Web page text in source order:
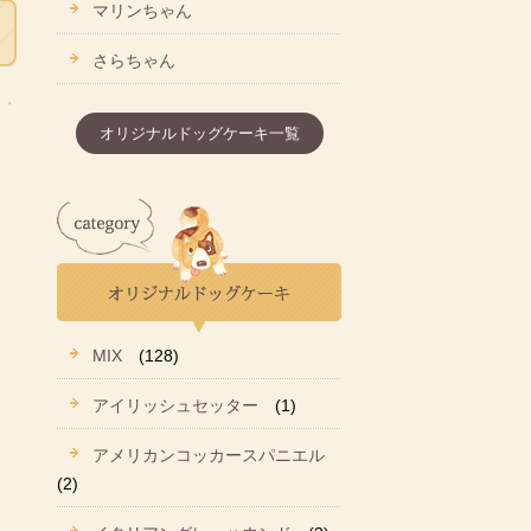
マリンちゃん
さらちゃん
オリジナルドッグケーキ一覧
MIX (128)
アイリッシュセッター (1)
アメリカンコッカースパニエル
(2)